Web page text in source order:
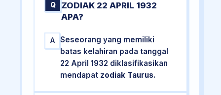
Q
ZODIAK 22 APRIL 1932
APA?
A
Seseorang yang memiliki
batas kelahiran pada tanggal
22 April 1932 diklasifikasikan
mendapat zodiak Taurus.